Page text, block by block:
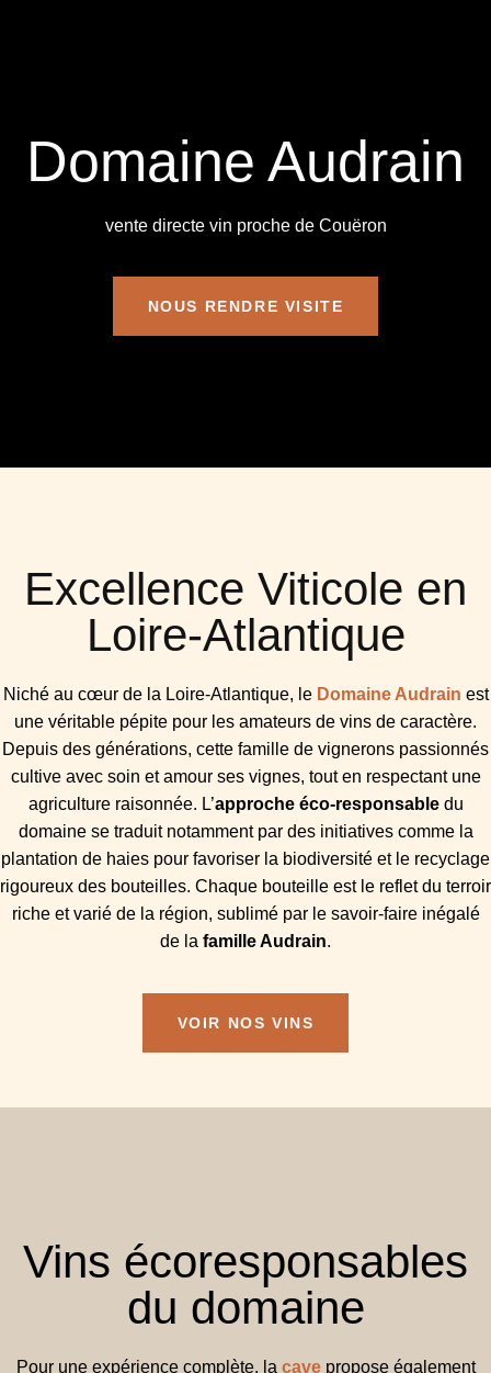
Domaine Audrain
vente directe vin proche de Couëron
NOUS RENDRE VISITE
Excellence Viticole en
Loire-Atlantique
Niché au cœur de la Loire-Atlantique, le Domaine Audrain est
une véritable pépite pour les amateurs de vins de caractère.
Depuis des générations, cette famille de vignerons passionnés
cultive avec soin et amour ses vignes, tout en respectant une
agriculture raisonnée. L’approche éco-responsabledu
domaine se traduit notamment par des initiatives comme la
plantation de haies pour favoriser la biodiversité et le recyclage
rigoureux des bouteilles. Chaque bouteille est le reflet du terroir
riche et varié de la région, sublimé par le savoir-faire inégalé
de la famille Audrain.
VOIR NOS VINS
Vins écoresponsables
du domaine
Pour une expérience complète, la cavepropose également